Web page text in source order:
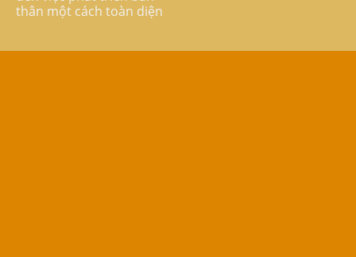
thân một cách toàn diện